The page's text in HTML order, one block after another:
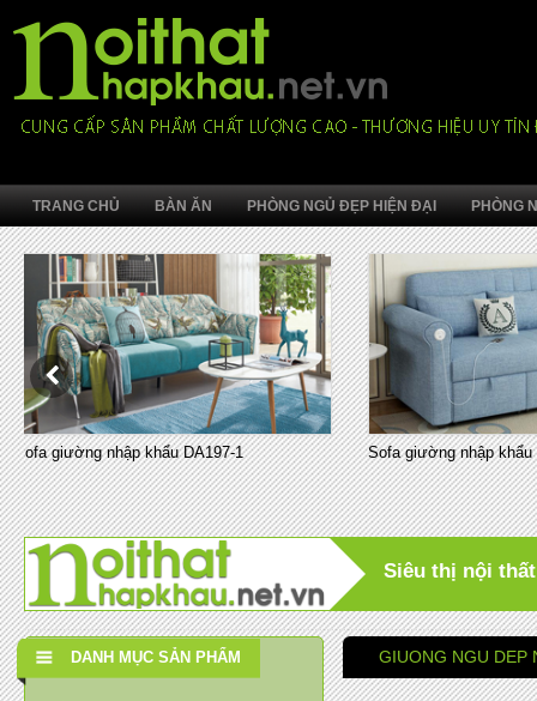
TRANG CHỦ BÀN ĂN PHÒNG NGỦ ĐẸP HIỆN ĐẠI PHÒNG
Sofa giường nhập khẩu 7008-1
Sofa giường phòng
nhỏ
Siêu thị nội
DANH MỤC SẢN PHẨM GIUONG NGU DEP